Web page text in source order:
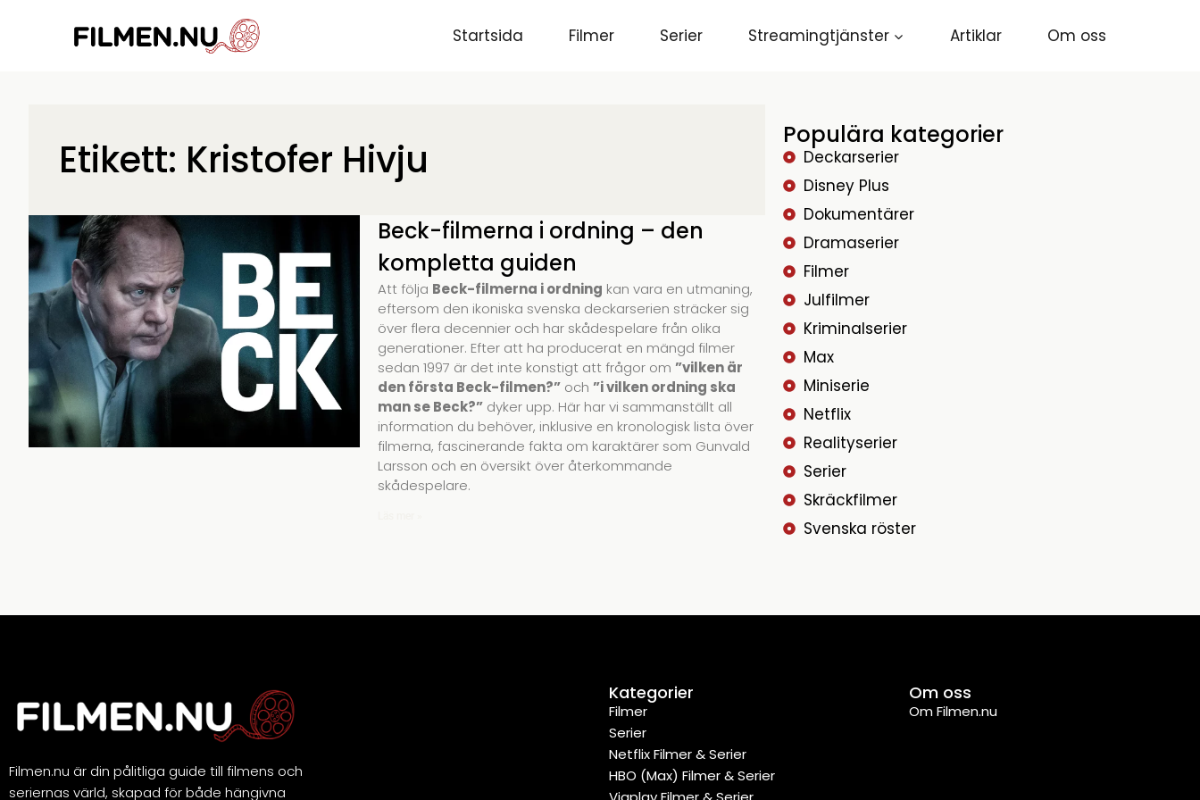
Startsida Filmer Serier Streamingtjänster Artiklar Om oss
Etikett: Kristofer Hivju
Beck-filmerna i ordning – den
kompletta guiden
Att följa Beck-filmerna i ordning kan vara en utmaning,
eftersom den ikoniska svenska deckarserien sträcker sig
över flera decennier och har skådespelare från olika
generationer. Efter att ha producerat en mängd filmer
sedan 1997 är det inte konstigt att frågor om ”vilken är
den första Beck-filmen?” och ”i vilken ordning ska
man se Beck?” dyker upp. Här har vi sammanställt all
information du behöver, inklusive en kronologisk lista över
filmerna, fascinerande fakta om karaktärer som Gunvald
Larsson och en översikt över återkommande
skådespelare.
Populära kategorier
Deckarserier
Disney Plus
Dokumentärer
Dramaserier
Filmer
Julfilmer
Kriminalserier
Max
Miniserie
Netflix
Realityserier
Serier
Skräckfilmer
Svenska röster
Filmen.nu är din pålitliga guide till filmens och
seriernas värld, skapad för både hängivna
Kategorier
Filmer
Serier
Netflix Filmer & Serier
HBO (Max) Filmer & Serier
Om oss
Om Filmen.nu